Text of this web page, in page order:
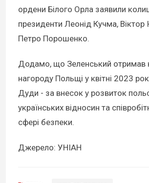
ордени Білого Орла заявили
президенти Леонід Кучма,
Петро Порошенко.
Додамо, що Зеленський отримав
нагороду Польщі у квітні 2023
Дуди - за внесок у розвиток
українських відносин та
сфері безпеки.
Джерело: УНІАН